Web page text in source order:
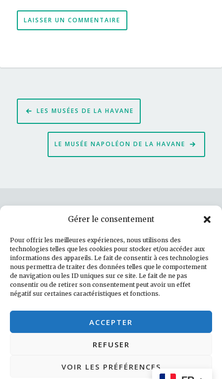
Gérer le consentement
Pour offrir les meilleures expériences, nous utilisons des
technologies telles que les cookies pour stocker et/ou accéder aux
informations des appareils. Le fait de consentir à ces technologies
nous permettra de traiter des données telles que le comportement
de navigation ou les ID uniques sur ce site. Le fait de ne pas
consentir ou de retirer son consentement peut avoir un effet
négatif sur certaines caractéristiques et fonctions.
ACCEPTER
REFUSER
VOIR LES PRÉFÉRENCES
Navigation
de
l’article
LES MUSÉES DE LA HAVANE
LE MUSÉE NAPOLÉON DE LA HAVANE
Politique de cookies (UE)